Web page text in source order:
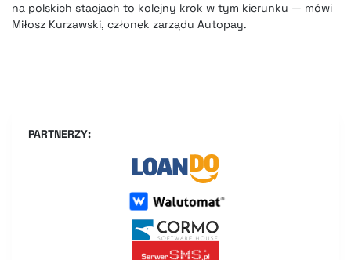
na polskich stacjach to kolejny krok w tym kierunku — mówi
Miłosz Kurzawski, członek zarządu Autopay.
PARTNERZY: